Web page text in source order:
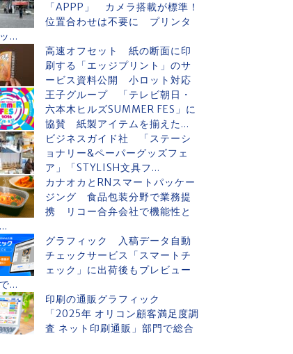
「APPP」 カメラ搭載が標準！
位置合わせは不要に プリンタ
...
高速オフセット 紙の断面に印
刷する「エッジプリント」のサ
ービス資料公開 小ロット対応
王子グループ 「テレビ朝日・
六本木ヒルズSUMMER FES」に
協賛 紙製アイテムを揃えた...
ビジネスガイド社 「ステーシ
ョナリー&ペーパーグッズフェ
ア」「STYLISH文具フ...
カナオカとRNスマートパッケー
ジング 食品包装分野で業務提
携 リコー合弁会社で機能性と
グラフィック 入稿データ自動
チェックサービス「スマートチ
ェック」に出荷後もプレビュー
...
印刷の通販グラフィック
「2025年 オリコン顧客満足度調
査 ネット印刷通販」部門で総合